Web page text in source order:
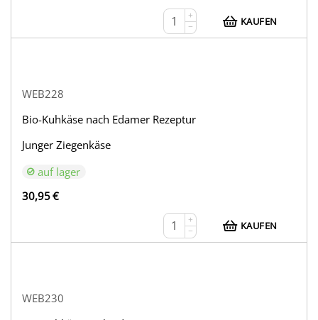
+
−
KAUFEN
WEB228
Bio-Kuhkäse nach Edamer Rezeptur
Junger Ziegenkäse
auf lager
30,95€
+
−
KAUFEN
WEB230